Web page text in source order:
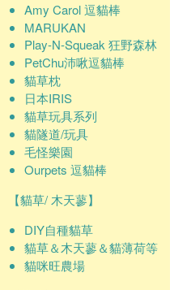
Amy Carol 逗貓棒
MARUKAN
Play-N-Squeak 狂野森林
PetChu沛啾逗貓棒
貓草枕
日本IRIS
貓草玩具系列
貓隧道/玩具
毛怪樂園
Ourpets 逗貓棒
【貓草/ 木天蓼】
DIY自種貓草
貓草＆木天蓼＆貓薄荷等
貓咪旺農場